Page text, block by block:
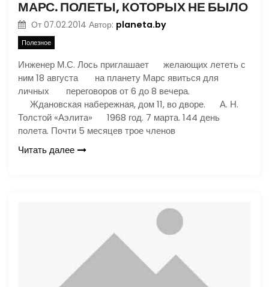
МАРС. ПОЛЕТЫ, КОТОРЫХ НЕ БЫЛО
От 07.02.2014 Автор: planeta.by
Полезное
Инженер М.С. Лось приглашает желающих лететь с
ним 18 августа на планету Марс явиться для
личных переговоров от 6 до 8 вечера.
Ждановская набережная, дом 11, во дворе. А. Н.
Толстой «Аэлита» 1968 год. 7 марта. 144 день
полета. Почти 5 месяцев трое членов
Читать далее